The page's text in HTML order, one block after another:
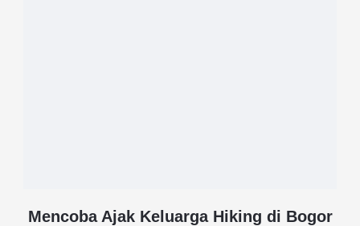
Mencoba Ajak Keluarga Hiking di Bogor